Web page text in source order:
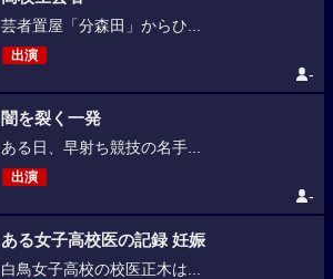
芸者置屋「分森田」からひ...
出演
-
闇を裂く一発
ある日、早射ち競技の名手...
出演
-
ある女子高校医の記録 妊娠
白鳥女子高校の校医正木は...